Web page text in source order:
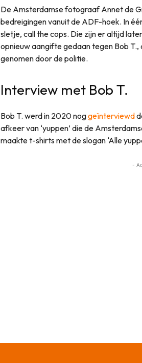
De Amsterdamse fotograaf Annet de
bedreigingen vanuit de ADF-hoek. In
sletje, call the cops. Die zijn er altijd
opnieuw aangifte gedaan tegen Bob T.,
genomen door de politie.
Interview met Bob T.
Bob T. werd in 2020 noggeïnterviewd
afkeer van ‘yuppen’ die de
maakte t-shirts met de slogan ‘Alle
-